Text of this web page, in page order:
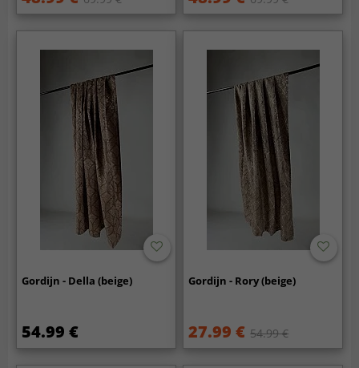
Gordijn - Della (beige)
54.99 €
Gordijn - Rory (beige)
27.99 € 54.99 €